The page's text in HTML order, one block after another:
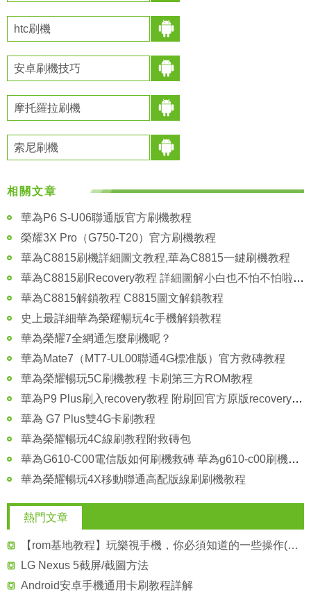
htc刷機
安卓刷機技巧
摩托羅拉刷機
索尼刷機
相關文章
華為P6 S-U06聯通版官方刷機教程
榮耀3X Pro（G750-T20）官方刷機教程
華為C8815刷機詳細圖文教程,華為C8815一鍵刷機教程
華為C8815刷Recovery教程 詳細圖解小白也不怕不怕啦 刷機必備
華為C8815解鎖教程 C8815圖文解鎖教程
史上最詳細華為榮耀暢玩4c手機解鎖教程
華為榮耀7全網通怎麼刷機呢？
華為Mate7（MT7-UL00聯通4G標准版）官方救磚教程
華為榮耀暢玩5C刷機教程 卡刷第三方ROM教程
華為P9 Plus刷入recovery教程 附刷回官方原版recovery方法圖解
華為 G7 Plus雙4G卡刷教程
華為榮耀暢玩4C線刷教程附救磚包
華為G610-C00電信版如何刷機救磚 華為g610-c00刷機救磚教程
華為榮耀暢玩4X移動聯通高配版線刷刷機教程
熱門文章
【rom基地教程】玩樂視手機，你必須知道的一些操作(adb命令)
LG Nexus 5截屏/截圖方法
Android安卓手機通用卡刷教程詳解